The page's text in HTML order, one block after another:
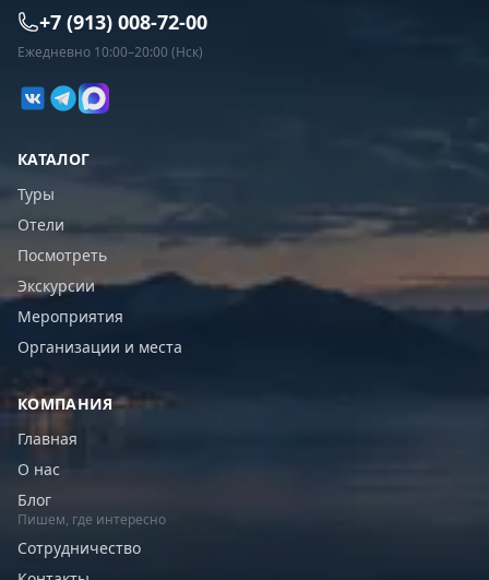
+7 (913) 008-72-00
Ежедневно 10:00–20:00 (Нск)
КАТАЛОГ
Туры
Отели
Посмотреть
Экскурсии
Мероприятия
Организации и места
КОМПАНИЯ
Главная
О нас
Блог
Пишем, где интересно
Сотрудничество